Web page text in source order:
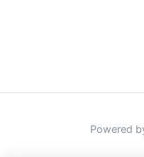
Powered